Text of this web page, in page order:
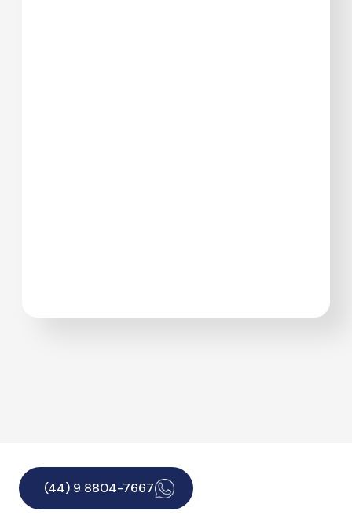
(44) 9 8804-7667